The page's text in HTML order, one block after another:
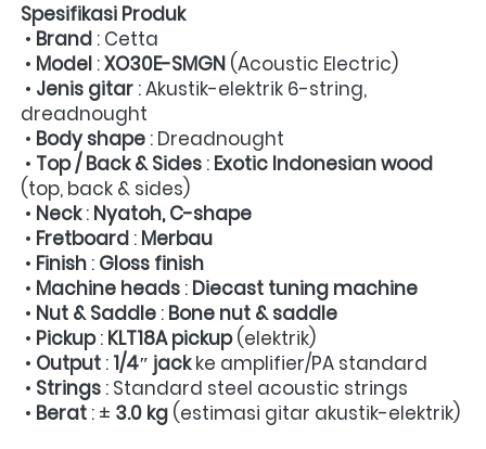
Spesifikasi Produk
• Brand : Cetta
• Model : XO30E-SMGN (Acoustic Electric)
• Jenis gitar : Akustik-elektrik 6-string,
dreadnought
• Body shape : Dreadnought
• Top / Back & Sides : Exotic Indonesian wood
(top, back & sides)
• Neck : Nyatoh, C-shape
• Fretboard : Merbau
• Finish : Gloss finish
• Machine heads : Diecast tuning machine
• Nut & Saddle : Bone nut & saddle
• Pickup : KLT18A pickup (elektrik)
• Output : 1/4″ jack ke amplifier/PA standard
• Strings : Standard steel acoustic strings
• Berat : ± 3.0 kg (estimasi gitar akustik-elektrik)